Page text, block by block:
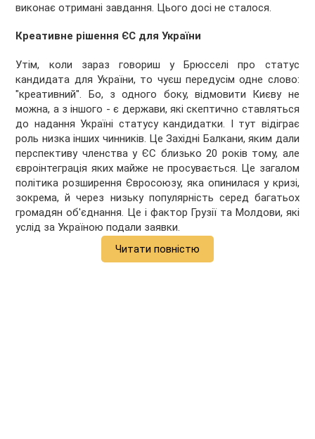
виконає отримані завдання. Цього досі не сталося.
Креативне рішення ЄС для України
Утім, коли зараз говориш у Брюсселі про статус
кандидата для України, то чуєш передусім одне слово:
"креативний". Бо, з одного боку, відмовити Києву не
можна, а з іншого - є держави, які скептично ставляться
до надання Україні статусу кандидатки. І тут відіграє
роль низка інших чинників. Це Західні Балкани, яким дали
перспективу членства у ЄС близько 20 років тому, але
євроінтеграція яких майже не просувається. Це загалом
політика розширення Євросоюзу, яка опинилася у кризі,
зокрема, й через низьку популярність серед багатьох
громадян об'єднання. Це і фактор Грузії та Молдови, які
услід за Україною подали заявки.
Читати повністю